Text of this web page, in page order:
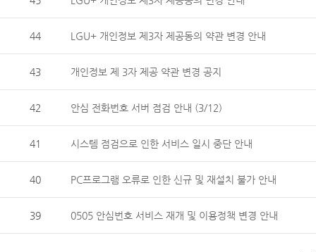
44 LGU+ 개인정보 제3자 제공동의 약관 변경 안내
43 개인정보 제 3자 제공 약관 변경 공지
42 안심 전화번호 서버 점검 안내 (3/12)
41 시스템 점검으로 인한 서비스 일시 중단 안내
40 PC프로그램 오류로 인한 신규 및 재설치 불가 안내
39 0505 안심번호 서비스 재개 및 이용정책 변경 안내